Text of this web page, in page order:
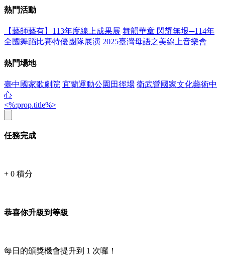
熱門活動
【藝師藝有】113年度線上成果展 舞韻華章 閃耀無垠─114年
全國舞蹈比賽特優團隊展演 2025臺灣母語之美線上音樂會
熱門場地
臺中國家歌劇院 宜蘭運動公園田徑場 衛武營國家文化藝術中
心
<%:prop.title%>
任務完成
+ 0 積分
恭喜你升級到等級
每日的頒獎機會提升到 1 次囉！